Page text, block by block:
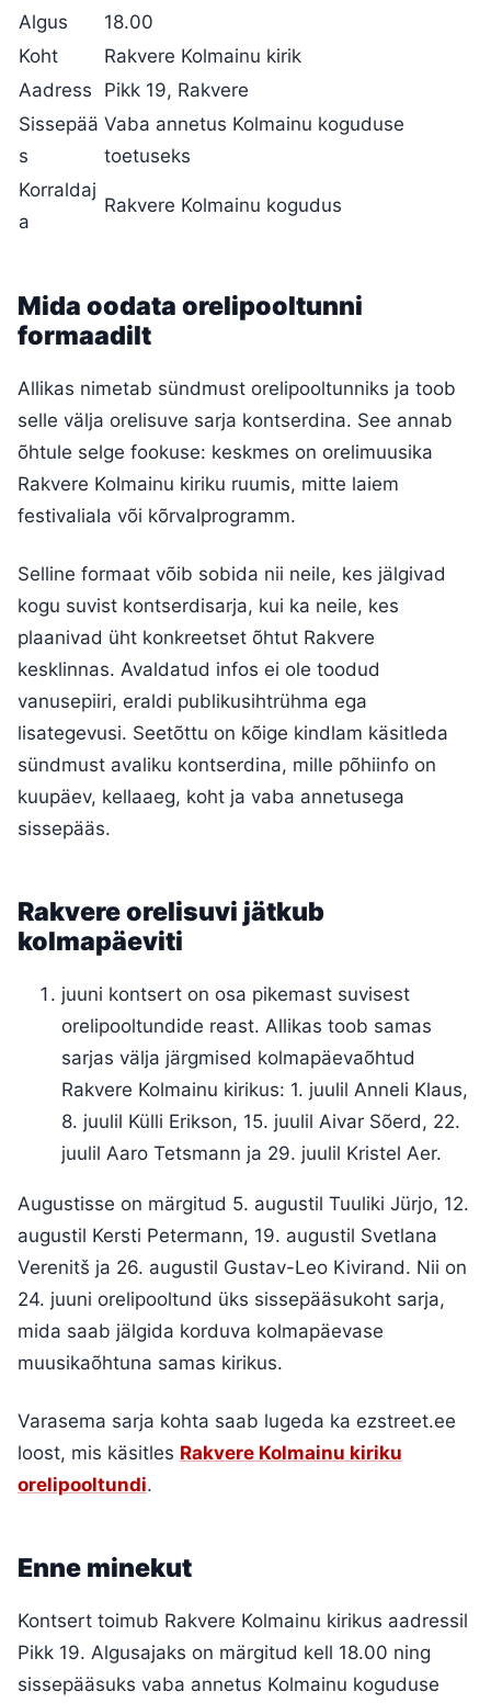
Algus
18.00
Koht
Rakvere Kolmainu kirik
Aadress
Pikk 19, Rakvere
Sissepää
s
Vaba annetus Kolmainu koguduse
toetuseks
Korraldaj
a
Rakvere Kolmainu kogudus
Mida oodata orelipooltunni
formaadilt
Allikas nimetab sündmust orelipooltunniks ja toob
selle välja orelisuve sarja kontserdina. See annab
õhtule selge fookuse: keskmes on orelimuusika
Rakvere Kolmainu kiriku ruumis, mitte laiem
festivaliala või kõrvalprogramm.
Selline formaat võib sobida nii neile, kes jälgivad
kogu suvist kontserdisarja, kui ka neile, kes
plaanivad üht konkreetset õhtut Rakvere
kesklinnas. Avaldatud infos ei ole toodud
vanusepiiri, eraldi publikusihtrühma ega
lisategevusi. Seetõttu on kõige kindlam käsitleda
sündmust avaliku kontserdina, mille põhiinfo on
kuupäev, kellaaeg, koht ja vaba annetusega
sissepääs.
Rakvere orelisuvi jätkub
kolmapäeviti
juuni kontsert on osa pikemast suvisest
orelipooltundide reast. Allikas toob samas
sarjas välja järgmised kolmapäevaõhtud
Rakvere Kolmainu kirikus: 1. juulil Anneli Klaus,
8. juulil Külli Erikson, 15. juulil Aivar Sõerd, 22.
juulil Aaro Tetsmann ja 29. juulil Kristel Aer.
Augustisse on märgitud 5. augustil Tuuliki Jürjo, 12.
augustil Kersti Petermann, 19. augustil Svetlana
Verenitš ja 26. augustil Gustav-Leo Kivirand. Nii on
24. juuni orelipooltund üks sissepääsukoht sarja,
mida saab jälgida korduva kolmapäevase
muusikaõhtuna samas kirikus.
Varasema sarja kohta saab lugeda ka ezstreet.ee
loost, mis käsitles Rakvere Kolmainu kiriku
orelipooltundi.
Enne minekut
Kontsert toimub Rakvere Kolmainu kirikus aadressil
Pikk 19. Algusajaks on märgitud kell 18.00 ning
sissepääsuks vaba annetus Kolmainu koguduse